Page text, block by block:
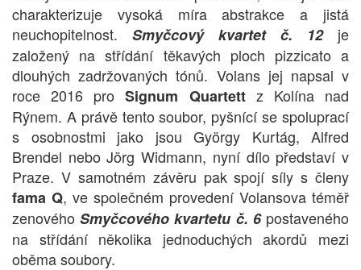
charakterizuje vysoká míra abstrakce a jistá
neuchopitelnost. Smyčcový kvartet č. 12je
založený na střídání těkavých ploch pizzicato a
dlouhých zadržovaných tónů. Volans jej napsal v
roce 2016 proSignum Quartettz Kolína nad
Rýnem. A právě tento soubor, pyšnící se spoluprací
s osobnostmi jako jsou György Kurtág, Alfred
Brendel nebo Jörg Widmann, nyní dílo představí v
Praze. V samotném závěru pak spojí síly s členy
fama Q, ve společném provedení Volansova téměř
zenovéhoSmyčcového kvartetu č. 6postaveného
na střídání několika jednoduchých akordů mezi
oběma soubory.